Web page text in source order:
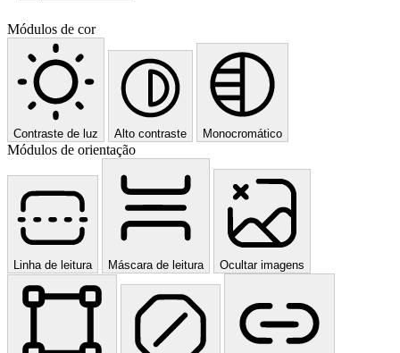
Módulos de cor
Contraste de luz Alto contraste Monocromático
Módulos de orientação
Linha de leitura Máscara de leitura Ocultar imagens